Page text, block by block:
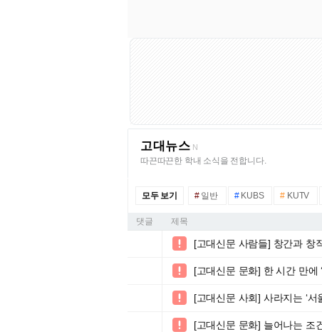
고대뉴스 N
따끈따끈한 학내 소식을 전합니다.
모두 보기 #일반 #KUBS # KUTV
댓글 제목
 [고대신문 사람들] 창간과
 [고대신문 문화] 한 시간 만에
 [고대신문 사회] 사라지는 ‘
 [고대신문 문화] 늘어나는